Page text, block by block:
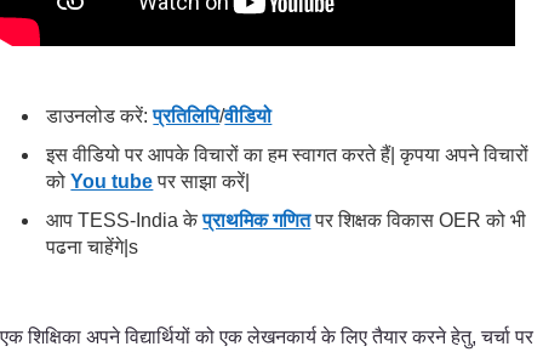
डाउनलोड करें:प्रतिलिपि/वीडियो
इस वीडियो पर आपके विचारों का हम स्वागत करते हैं| कृपया अपने विचारों
कोYou tubeपर साझा करें|
आप TESS-India केप्राथमिक गणितपर शिक्षक विकास OER को भी
पढना चाहेंगे|s
एक शिक्षिका अपने विद्यार्थियों को एक लेखनकार्य के लिए तैयार करने हेतु, चर्चा पर